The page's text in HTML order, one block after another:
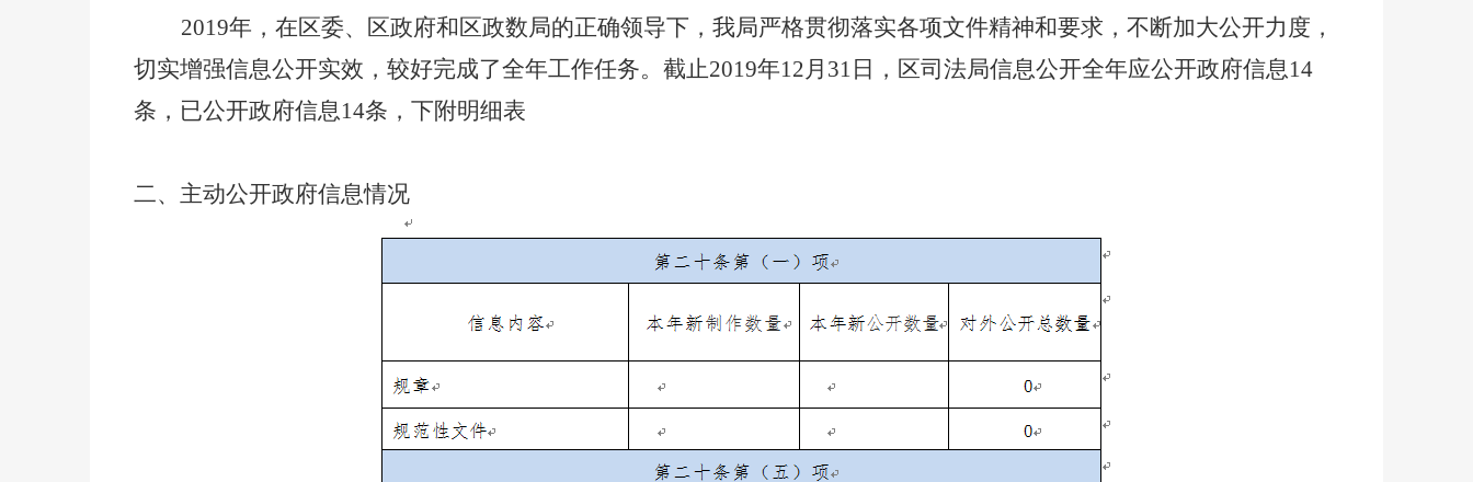
2019年，在区委、区政府和区政数局的正确领导下，我局严格贯彻落实各项文件精神和要求，不断加大公开力度，
切实增强信息公开实效，较好完成了全年工作任务。截止2019年12月31日，区司法局信息公开全年应公开政府信息14
条，已公开政府信息14条，下附明细表
二、主动公开政府信息情况